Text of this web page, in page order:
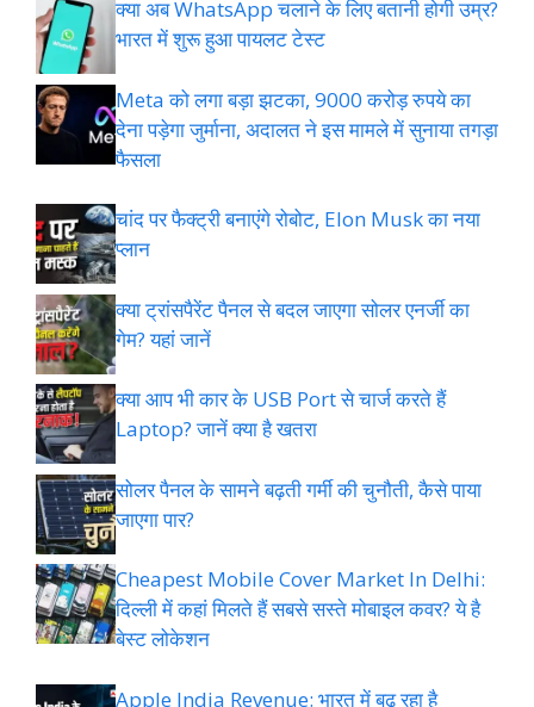
क्या अब WhatsApp चलाने के लिए बतानी होगी उम्र?
भारत में शुरू हुआ पायलट टेस्ट
Meta को लगा बड़ा झटका, 9000 करोड़ रुपये का
देना पड़ेगा जुर्माना, अदालत ने इस मामले में सुनाया तगड़ा
फैसला
चांद पर फैक्ट्री बनाएंगे रोबोट, Elon Musk का नया
प्लान
क्या ट्रांसपैरेंट पैनल से बदल जाएगा सोलर एनर्जी का
गेम? यहां जानें
क्या आप भी कार के USB Port से चार्ज करते हैं
Laptop? जानें क्या है खतरा
सोलर पैनल के सामने बढ़ती गर्मी की चुनौती, कैसे पाया
जाएगा पार?
Cheapest Mobile Cover Market In Delhi:
दिल्ली में कहां मिलते हैं सबसे सस्ते मोबाइल कवर? ये है
बेस्ट लोकेशन
Apple India Revenue: भारत में बढ़ रहा है